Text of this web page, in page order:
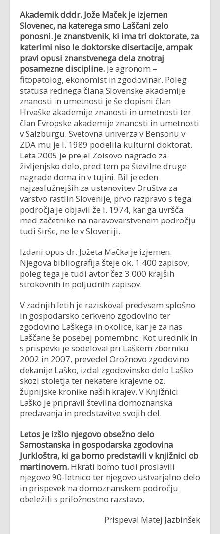
Akademik dddr. Jože Maček je izjemen
Slovenec, na katerega smo Laščani zelo
ponosni. Je znanstvenik, ki ima tri doktorate, za
katerimi niso le doktorske disertacije, ampak
pravi opusi znanstvenega dela znotraj
posamezne discipline. Je agronom –
fitopatolog, ekonomist in zgodovinar. Poleg
statusa rednega člana Slovenske akademije
znanosti in umetnosti je še dopisni član
Hrvaške akademije znanosti in umetnosti ter
član Evropske akademije znanosti in umetnosti
v Salzburgu. Svetovna univerza v Bensonu v
ZDA mu je l. 1989 podelila kulturni doktorat.
Leta 2005 je prejel Zoisovo nagrado za
življenjsko delo, pred tem pa številne druge
nagrade doma in v tujini. Bil je eden
najzaslužnejših za ustanovitev Društva za
varstvo rastlin Slovenije, prvo razpravo s tega
področja je objavil že l. 1974, kar ga uvršča
med začetnike na naravovarstvenem področju
tudi širše, ne le v Sloveniji.
Izdani opus dr. Jožeta Mačka je izjemen.
Njegova bibliografija šteje ok. 1.400 zapisov,
poleg tega je tudi avtor čez 3.000 krajših
strokovnih in poljudnih zapisov.
V zadnjih letih je raziskoval predvsem splošno
in gospodarsko cerkveno zgodovino ter
zgodovino Laškega in okolice, kar je za nas
Laščane še posebej pomembno. Kot urednik in
s prispevki je sodeloval pri Laškem zborniku
2002 in 2007, prevedel Orožnovo zgodovino
dekanije Laško, izdal zgodovinsko delo Laško
skozi stoletja ter nekatere krajevne oz.
župnijske kronike naših krajev. V Knjižnici
Laško je pripravil številna domoznanska
predavanja in predstavitve svojih del.
Letos je izšlo njegovo obsežno delo
Samostanska in gospodarska zgodovina
Jurkloštra, ki ga bomo predstavili v knjižnici ob
martinovem. Hkrati bomo tudi proslavili
njegovo 90-letnico ter njegovo ustvarjalno delo
in prispevek na domoznanskem področju
obeležili s priložnostno razstavo.
Prispeval Matej Jazbinšek